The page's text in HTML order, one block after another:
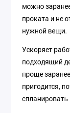
можно
проката и не
нужной вещи.
Ускоряет
подходящий
проще
пригодится,
спланировать